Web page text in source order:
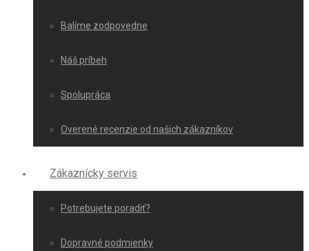
Balíme zodpovedne
Náš príbeh
Spolupráca
Overené recenzie od našich zákazníkov
Zákaznícky servis
Potrebujete poradiť?
Dopravné podmienky